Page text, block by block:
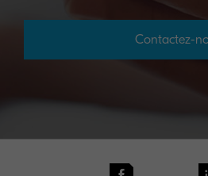
Contactez-